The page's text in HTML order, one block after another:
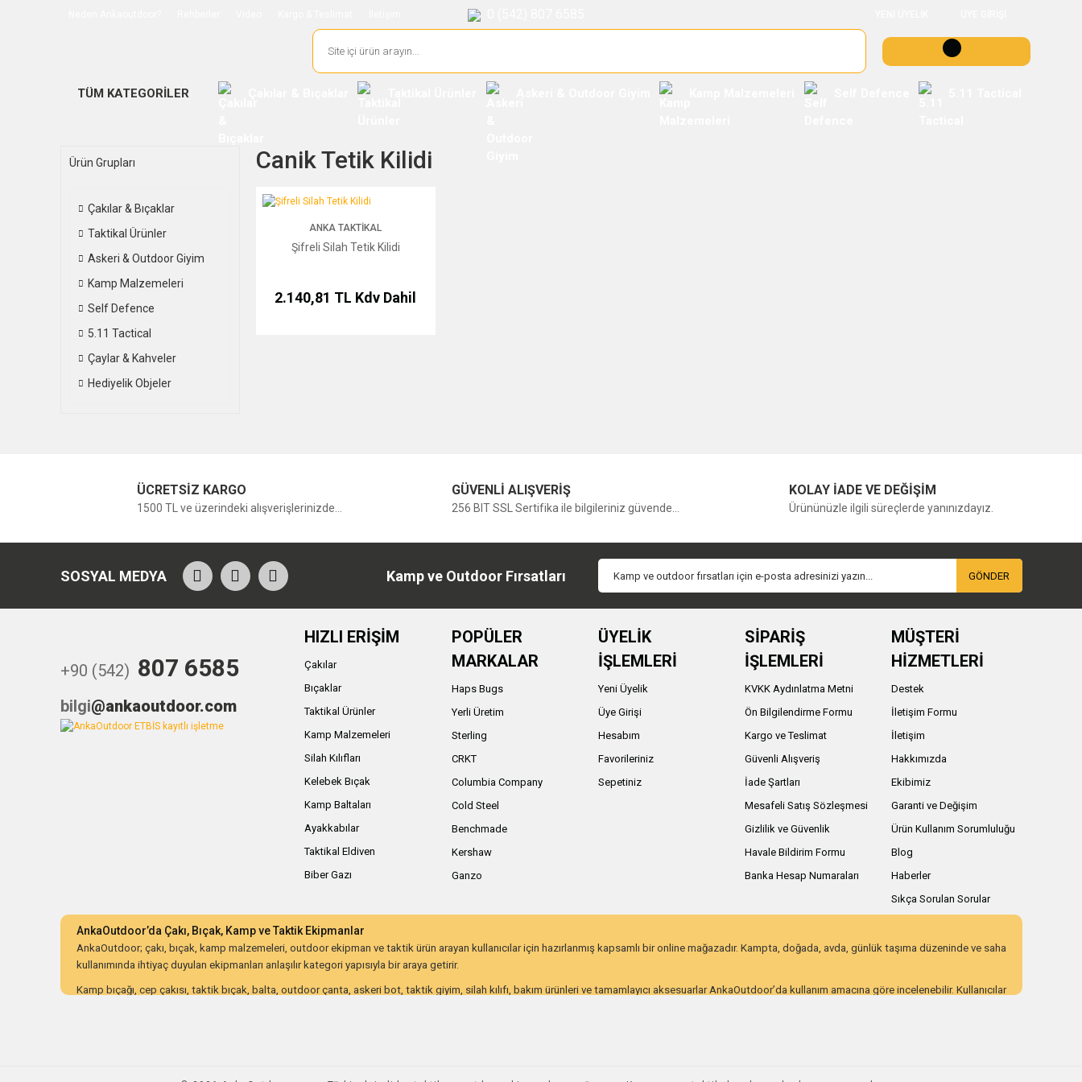
TÜM KATEGORİLER
Ürün Grupları
Çakılar & Bıçaklar
Taktikal Ürünler
Askeri & Outdoor Giyim
Kamp Malzemeleri
Self Defence
5.11 Tactical
Çaylar & Kahveler
Hediyelik Objeler
Canik Tetik Kilidi
Şifreli Silah Tetik Kilidi
ANKA TAKTIKAL
Şifreli Silah Tetik Kilidi
2.140,81 TL Kdv Dahil
ÜCRETSİZ KARGO
1500 TL ve üzerindeki alışverişlerinizde...
GÜVENLİ ALIŞVERİŞ
256 BIT SSL Sertifika ile bilgileriniz güvende...
KOLAY İADE VE DEĞİŞİM
Ürününüzle ilgili süreçlerde yanınızdayız.
SOSYAL MEDYA Kamp ve Outdoor Fırsatları GÖNDER
+90 (542) 807 6585
bilgi@ankaoutdoor.com
HIZLI ERİŞİM
Çakılar
Bıçaklar
Taktikal Ürünler
Kamp Malzemeleri
Silah Kılıfları
Kelebek Bıçak
Kamp Baltaları
Ayakkabılar
Taktikal Eldiven
Biber Gazı
POPÜLER
MARKALAR
Haps Bugs
Yerli Üretim
Sterling
CRKT
Columbia Company
Cold Steel
Benchmade
Kershaw
Ganzo
ÜYELİK
İŞLEMLERİ
Yeni Üyelik
Üye Girişi
Hesabım
Favorileriniz
Sepetiniz
SİPARİŞ
İŞLEMLERİ
KVKK Aydınlatma Metni
Ön Bilgilendirme Formu
Kargo ve Teslimat
Güvenli Alışveriş
İade Şartları
Mesafeli Satış Sözleşmesi
Gizlilik ve Güvenlik
Havale Bildirim Formu
Banka Hesap Numaraları
MÜŞTERİ
HİZMETLERİ
Destek
İletişim Formu
İletişim
Hakkımızda
Ekibimiz
Garanti ve Değişim
Ürün Kullanım Sorumluluğu
Blog
Haberler
Sıkça Sorulan Sorular
AnkaOutdoor’da Çakı, Bıçak, Kamp ve Taktik Ekipmanlar
AnkaOutdoor; çakı, bıçak, kamp malzemeleri, outdoor ekipman ve taktik ürün arayan kullanıcılar için hazırlanmış kapsamlı bir online mağazadır. Kampta, doğada, avda, günlük taşıma düzeninde ve saha
kullanımında ihtiyaç duyulan ekipmanları anlaşılır kategori yapısıyla bir araya getirir.
Kamp bıçağı, cep çakısı, taktik bıçak, balta, outdoor çanta, askeri bot, taktik giyim, silah kılıfı, bakım ürünleri ve tamamlayıcı aksesuarlar AnkaOutdoor’da kullanım amacına göre incelenebilir. Kullanıcılar